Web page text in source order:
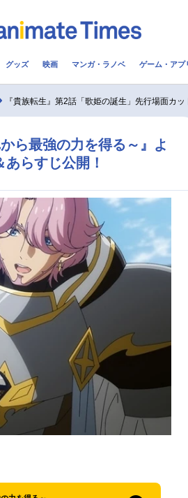
スプレ 2.5次元
映画一覧
優/女性声優一覧
今期アニメ
春アニメ
夏アニメ
FOLLOW US
グッズ 映画 マンガ・ラノベ ゲーム・アプ
『貴族転生』第2話「歌姫の誕生」先行場面カッ
ら最強の力を得る～』よ
らすじ公開！